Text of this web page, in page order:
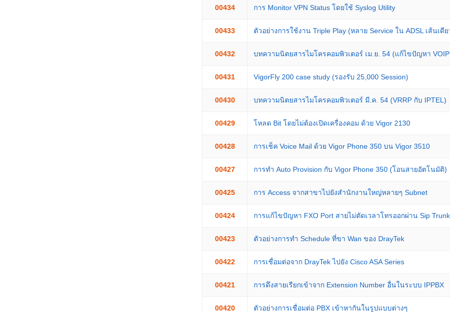
00434 การ Monitor VPN Status โดยใช้ Syslog Utility
00433 ตัวอย่างการใช้งาน Triple Play (หลาย Service ใน ADSL เส้นเดีย
00432 บทความนิตยสารไมโครคอมพิวเตอร์ เม.ย. 54 (แก้ไขปัญหา
00431 VigorFly 200 case study (รองรับ 25,000 Session)
00430 บทความนิตยสารไมโครคอมพิวเตอร์ มี.ค. 54 (VRRP กับ IPTEL)
00429 โหลด Bit โดยไม่ต้องเปิดเครื่องคอม ด้วย Vigor 2130
00428 การเช็ค Voice Mail ด้วย Vigor Phone 350 บน Vigor 3510
00427 การทำ Auto Provision กับ Vigor Phone 350 (โอนสายอัตโนมัติ)
00425 การ Access จากสาขาไปยังสำนักงานใหญ่หลายๆ Subnet
00424 การแก้ไขปัญหา FXO Port สายไม่ตัดเวลาโทรออกผ่าน Sip Trunk
00423 ตัวอย่างการทำ Schedule ที่ขา Wan ของ DrayTek
00422 การเชื่อมต่อจาก DrayTek ไปยัง Cisco ASA Series
00421 การดึงสายเรียกเข้าจาก Extension Number อื่นในระบบ IPPBX
00420 ตัวอย่างการเชื่อมต่อ PBX เข้าหากันในรูปแบบต่างๆ